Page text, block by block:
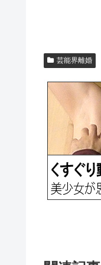
芸能界離婚